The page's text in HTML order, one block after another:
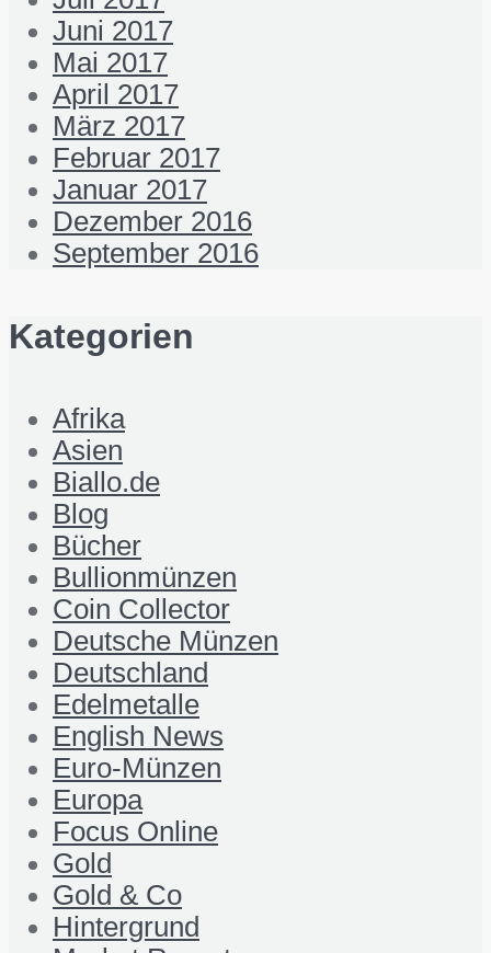
Juni 2017
Mai 2017
April 2017
März 2017
Februar 2017
Januar 2017
Dezember 2016
September 2016
Kategorien
Afrika
Asien
Biallo.de
Blog
Bücher
Bullionmünzen
Coin Collector
Deutsche Münzen
Deutschland
Edelmetalle
English News
Euro-Münzen
Europa
Focus Online
Gold
Gold & Co
Hintergrund